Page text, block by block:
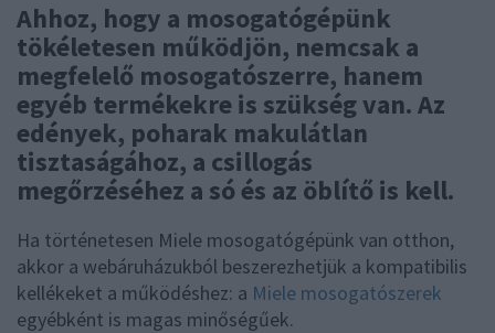
Ahhoz, hogy a mosogatógépünk
tökéletesen működjön, nemcsak a
megfelelő mosogatószerre, hanem
egyéb termékekre is szükség van. Az
edények, poharak makulátlan
tisztaságához, a csillogás
megőrzéséhez a só és az öblítő is kell.
Ha történetesen Miele mosogatógépünk van otthon,
akkor a webáruházukból beszerezhetjük a kompatibilis
kellékeket a működéshez: a Miele mosogatószerek
egyébként is magas minőségűek.